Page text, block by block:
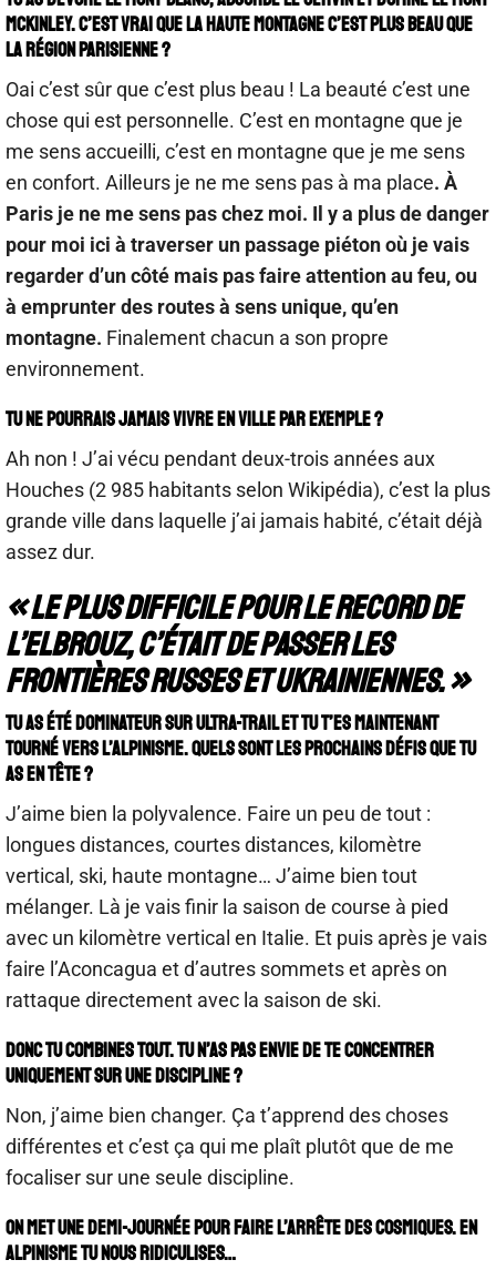
McKinley. C’est vrai que la haute montagne c’est plus beau que
la région parisienne ?
Oai c’est sûr que c’est plus beau ! La beauté c’est une
chose qui est personnelle. C’est en montagne que je
me sens accueilli, c’est en montagne que je me sens
en confort. Ailleurs je ne me sens pas à ma place. À
Paris je ne me sens pas chez moi. Il y a plus de danger
pour moi ici à traverser un passage piéton où je vais
regarder d’un côté mais pas faire attention au feu, ou
à emprunter des routes à sens unique, qu’en
montagne. Finalement chacun a son propre
environnement.
Tu ne pourrais jamais vivre en ville par exemple ?
Ah non ! J’ai vécu pendant deux-trois années aux
Houches (2 985 habitants selon Wikipédia), c’est la plus
grande ville dans laquelle j’ai jamais habité, c’était déjà
assez dur.
« Le plus difficile pour le record de
l’Elbrouz, c’était de passer les
frontières russes et ukrainiennes. »
Tu as été dominateur sur ultra-trail et tu t’es maintenant
tourné vers l’alpinisme. Quels sont les prochains défis que tu
as en tête ?
J’aime bien la polyvalence. Faire un peu de tout :
longues distances, courtes distances, kilomètre
vertical, ski, haute montagne… J’aime bien tout
mélanger. Là je vais finir la saison de course à pied
avec un kilomètre vertical en Italie. Et puis après je vais
faire l’Aconcagua et d’autres sommets et après on
rattaque directement avec la saison de ski.
Donc tu combines tout. Tu n’as pas envie de te concentrer
uniquement sur une discipline ?
Non, j’aime bien changer. Ça t’apprend des choses
différentes et c’est ça qui me plaît plutôt que de me
focaliser sur une seule discipline.
On met une demi-journée pour faire l’arrête des cosmiques. En
alpinisme tu nous ridiculises…